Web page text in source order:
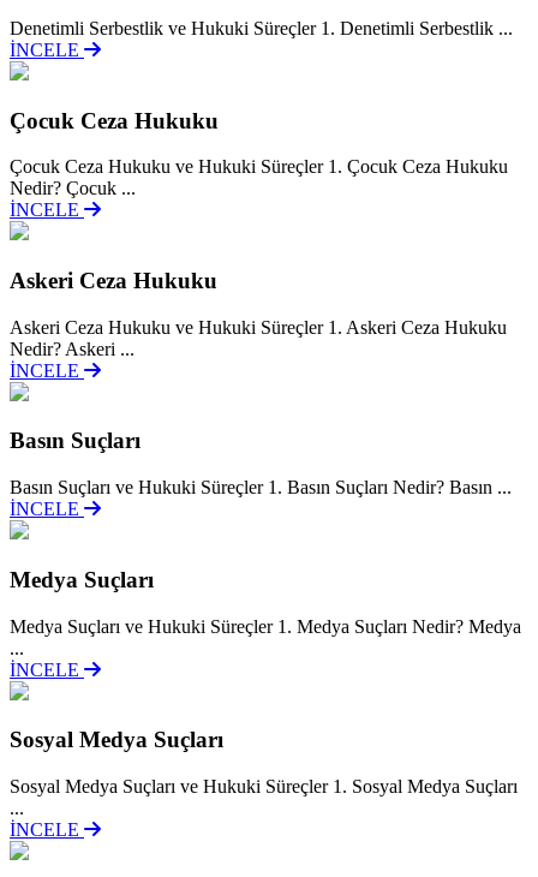
Denetimli Serbestlik ve Hukuki Süreçler 1. Denetimli Serbestlik ...
İNCELE
Çocuk Ceza Hukuku
Çocuk Ceza Hukuku ve Hukuki Süreçler 1. Çocuk Ceza Hukuku
Nedir? Çocuk ...
İNCELE
Askeri Ceza Hukuku
Askeri Ceza Hukuku ve Hukuki Süreçler 1. Askeri Ceza Hukuku
Nedir? Askeri ...
İNCELE
Basın Suçları
Basın Suçları ve Hukuki Süreçler 1. Basın Suçları Nedir? Basın ...
İNCELE
Medya Suçları
Medya Suçları ve Hukuki Süreçler 1. Medya Suçları Nedir? Medya
...
İNCELE
Sosyal Medya Suçları
Sosyal Medya Suçları ve Hukuki Süreçler 1. Sosyal Medya Suçları
...
İNCELE